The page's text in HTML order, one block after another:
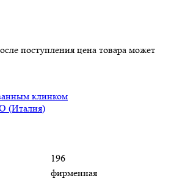
поступления цена товара может
клинком
(Италия)
196
фирменная